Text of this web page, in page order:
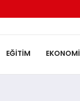
EĞITIM EKONOMI